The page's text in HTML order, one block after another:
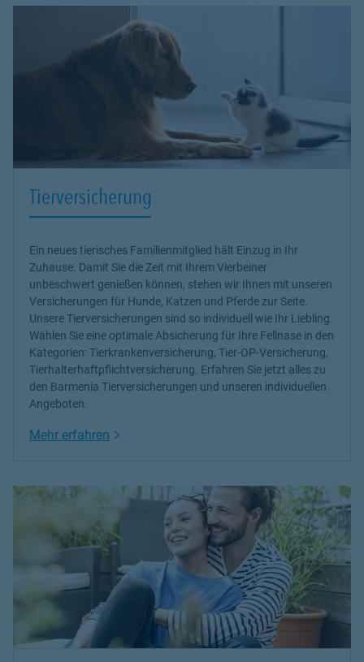
Tierversicherung
Ein neues tierisches Familienmitglied hält Einzug in Ihr
Zuhause. Damit Sie die Zeit mit Ihrem Vierbeiner
unbeschwert genießen können, stehen wir Ihnen mit unseren
Versicherungen für Hunde, Katzen und Pferde zur Seite.
Unsere Tierversicherungen sind so individuell wie Ihr Liebling.
Wählen Sie eine optimale Absicherung für Ihre Fellnase in den
Kategorien: Tierkrankenversicherung, Tier-OP-Versicherung,
Tierhalterhaftpflichtversicherung. Erfahren Sie jetzt alles zu
den Barmenia Tierversicherungen und unseren individuellen
Angeboten.
Mehr erfahren Link Opens in New Tab